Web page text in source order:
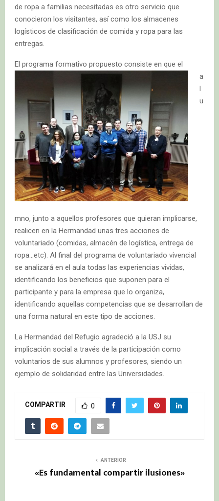
de ropa a familias necesitadas es otro servicio que
conocieron los visitantes, así como los almacenes
logísticos de clasificación de comida y ropa para las
entregas.
El programa formativo propuesto consiste en que el
a
u
mno, junto a aquellos profesores que quieran implicarse,
realicen en la Hermandad unas tres acciones de
voluntariado (comidas, almacén de logística, entrega de
ropa…etc). Al final del programa de voluntariado vivencial
se analizará en el aula todas las experiencias vividas,
identificando los beneficios que suponen para el
participante y para la empresa que lo organiza,
identificando aquellas competencias que se desarrollan de
una forma natural en este tipo de acciones.
La Hermandad del Refugio agradeció a la USJ su
implicación social a través de la participación como
voluntarios de sus alumnos y profesores, siendo un
ejemplo de solidaridad entre las Universidades.
COMPARTIR 0
ANTERIOR
«Es fundamental compartir ilusiones»